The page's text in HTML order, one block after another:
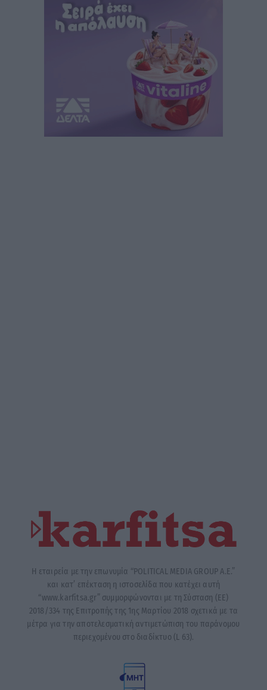
Η εταιρεία με την επωνυμία “POLITICAL MEDIA GROUP A.E.”
και κατ’ επέκταση η ιστοσελίδα που κατέχει αυτή
“www.karfitsa.gr” συμμορφώνονται με τη Σύσταση (ΕΕ)
2018/334 της Επιτροπής της 1ης Μαρτίου 2018 σχετικά με τα
μέτρα για την αποτελεσματική αντιμετώπιση του παράνομου
περιεχομένου στο διαδίκτυο (L 63).